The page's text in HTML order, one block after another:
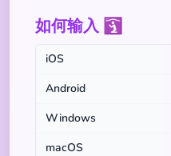
如何输入 🛐
iOS
Android
Windows
macOS